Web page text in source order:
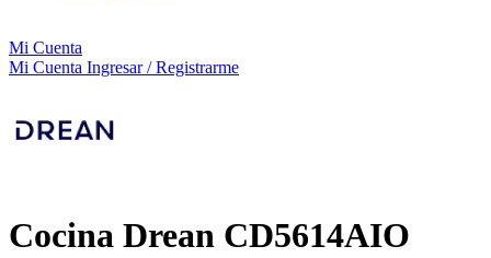
Mi Cuenta
Mi Cuenta Ingresar / Registrarme
Cocina Drean CD5614AIO